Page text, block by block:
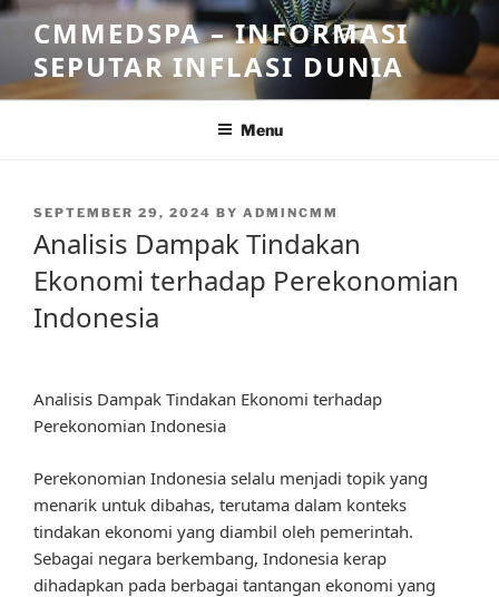
Skip
content
CMMEDSPA – INFORMASI
SEPUTAR INFLASI DUNIA
Menu
POSTED
SEPTEMBER 29, 2024 BY ADMINCMM
Analisis Dampak Tindakan
Ekonomi terhadap Perekonomian
Indonesia
Analisis Dampak Tindakan Ekonomi terhadap
Perekonomian Indonesia
Perekonomian Indonesia selalu menjadi topik yang
menarik untuk dibahas, terutama dalam konteks
tindakan ekonomi yang diambil oleh pemerintah.
Sebagai negara berkembang, Indonesia kerap
dihadapkan pada berbagai tantangan ekonomi yang